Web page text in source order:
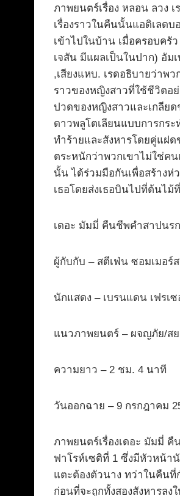
ภาพยนตร์เรื่อง หลอน ลวง
เรื่องราวในคืนนั้นแอดิเลด
เข้าไปในบ้าน เมื่อครอบครั
เจสัน มีแผลเป็นในปาก) อัม
,เสียงแหบ. เรดอธิบายว่าพ
ราวของหญิงสาวที่ใช้ชีวิตอ
ปวดของหญิงสาวและเกลีย
ดาวพลูโตเลียนแบบการกร
ทำร้ายและสังหารโดยคู่แฝ
ตระหนักว่าพวกเขาไม่ใช่คน
นั้น ได้ร่วมมือกันเพื่อสร้างห่
เธอโดยส่งเธอบินไปที่ต้นไม้
เดอะ มัมมี่ คืนชีพคำสาปนร
ผู้กับกับ – สตีเฟ่น ซอมเมอร์ส
นักแสดง – เบรนแดน เฟรเ
แนวภาพยนตร์ – ผจญภัย/ส
ความยาว – 2 ชม. 4 นาที
วันออกฉาย – 9 กรกฎาคม
ภาพยนตร์เรื่องเดอะ มัมมี่
ฟาโรห์เซติที่ 1 ซึ่งมีหัวหน้า
แตะต้องตัวนาง ทว่าในคืน
ก่อนที่จะถูกทั้งสองสังหารล